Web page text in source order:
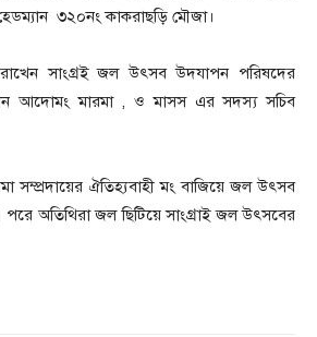
৩২০নং কাকরাছড়ি মৌজা।
রাখেন সাংগ্রই জল উৎসব উদযাপন পরিষদের
আদোমং মারমা , ও মাসস এর সদস্য সচিব
সম্প্রদায়ের ঐতিহ্যবাহী মং বাজিয়ে জল উৎসব
পরে অতিথিরা জল ছিটিয়ে সাংগ্রাই জল উৎসবের